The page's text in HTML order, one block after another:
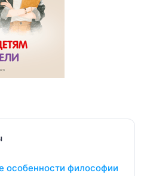
особенности философии